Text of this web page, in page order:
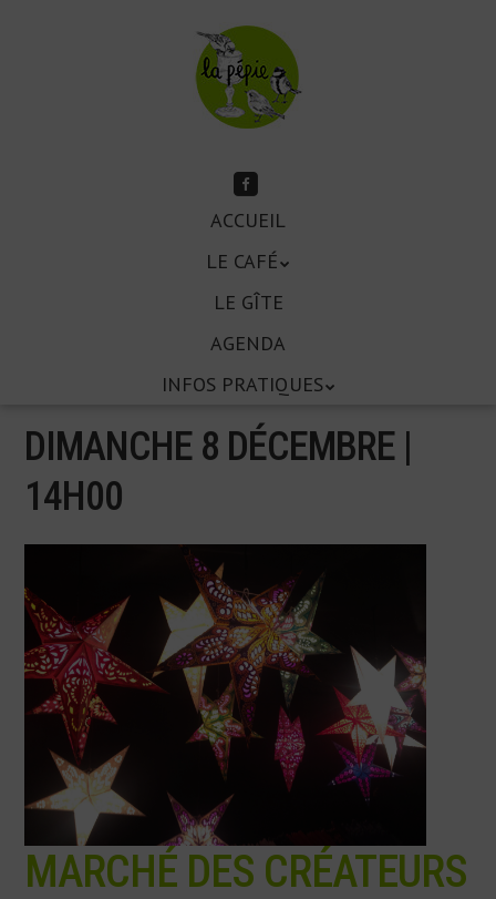
Facebook
ACCUEIL
LE CAFÉ
LE GÎTE
AGENDA
INFOS PRATIQUES
DIMANCHE 8 DÉCEMBRE |
14H00
MARCHÉ DES CRÉATEURS